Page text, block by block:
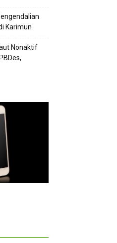
Karimun
Nonaktif